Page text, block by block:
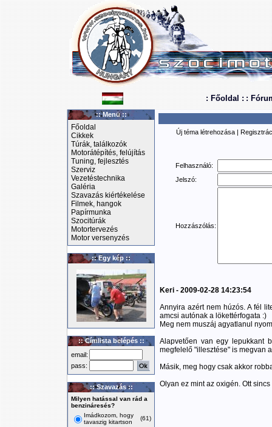
: Főoldal : :
:: Menü ::
Főoldal
Cikkek
Túrák, találkozók
Motorátépítés, felújítás
Tuning, fejlesztés
Szerviz
Vezetéstechnika
Galéria
Szavazás kiértékelése
Filmek, hangok
Papírmunka
Szocitúrák
Motortervezés
Motor versenyzés
:: Egy kép ::
:: Címlista belépés ::
email:
pass:
:: Szavazás ::
Milyen hatással van rád a
benzináresés?
Imádkozom, hogy
tavaszig kitartson
(61)
Új téma létrehozása |
Felhasználó:
Jelszó:
Hozzászólás:
Keri - 2009-02-28 14:23:54
Annyira azért nem húzós. A fél
amcsi autónak a lökettérfogata :)
Meg nem muszáj agyatlanul
Alapvetően van egy lepukkant
megfelelő "illesztése" is megvan
Másik, meg hogy csak akkor
Olyan ez mint az oxigén. Ott